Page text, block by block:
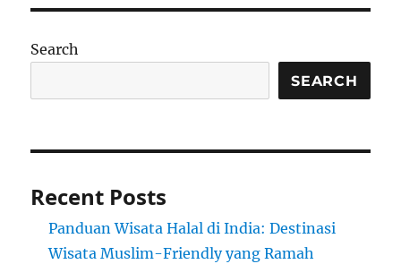
Search
SEARCH
Recent Posts
Panduan Wisata Halal di India: Destinasi
Wisata Muslim-Friendly yang Ramah